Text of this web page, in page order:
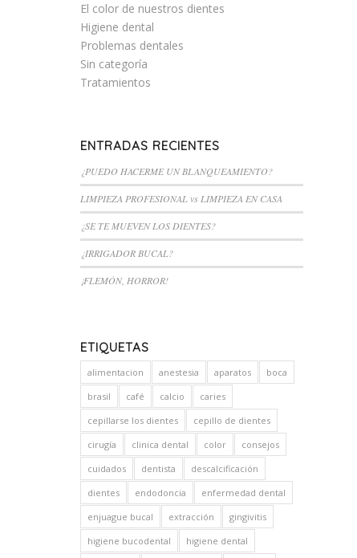
El color de nuestros dientes
Higiene dental
Problemas dentales
Sin categoría
Tratamientos
ENTRADAS RECIENTES
¿PUEDO HACERME UN BLANQUEAMIENTO?
LIMPIEZA PROFESIONAL vs LIMPIEZA EN CASA
¿SE TE MUEVEN LOS DIENTES?
¿IRRIGADOR BUCAL?
¡FLEMÓN, HORROR!
ETIQUETAS
alimentacion anestesia aparatos
boca
brasil
café calcio
caries
cepillarse los dientes
cepillo de dientes
cirugía
clinica dental color
consejos
cuidados
dentista
descalcificación
dientes
endodoncia
enfermedad dental
enjuague bucal
extracción
gingivitis
higiene bucodental
higiene dental